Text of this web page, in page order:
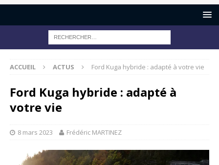
ACCUEIL ACTUS Ford Kuga hybride : adapté à votre vie
Ford Kuga hybride : adapté à
votre vie
8 mars 2023 Frédéric MARTINEZ